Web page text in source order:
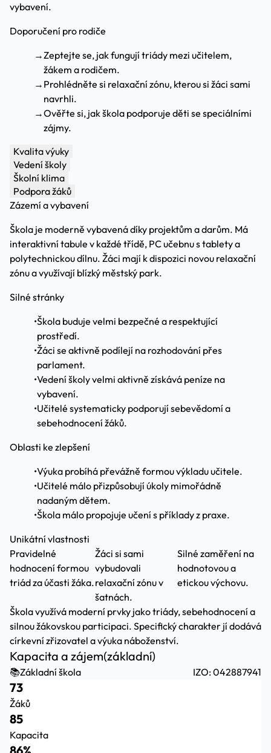
vybavení.
Doporučení pro rodiče
→Zeptejte se, jak fungují triády mezi učitelem,
žákem a rodičem.
→ Prohlédněte si relaxační zónu, kterou si žáci sami
navrhli.
→Ověřte si, jak škola podporuje děti se speciálními
zájmy.
Kvalita výuky
Vedení školy
Školní klima
Podpora žáků
Zázemí a vybavení
Škola je moderně vybavená díky projektům a darům. Má
interaktivní tabule v každé třídě, PC učebnu s tablety a
polytechnickou dílnu. Žáci mají k dispozici novou relaxační
zónu a využívají blízký městský park.
Silné stránky
•Škola buduje velmi bezpečné a respektující
prostředí.
•Žáci se aktivně podílejí na rozhodování přes
parlament.
•Vedení školy velmi aktivně získává peníze na
vybavení.
•Učitelé systematicky podporují sebevědomí a
sebehodnocení žáků.
Oblasti ke zlepšení
•Výuka probíhá převážně formou výkladu učitele.
•Učitelé málo přizpůsobují úkoly mimořádně
nadaným dětem.
•Škola málo propojuje učení s příklady z praxe.
Unikátní vlastnosti
Pravidelné
hodnocení formou
triád za účasti žáka.
Žáci si sami
vybudovali
relaxační zónu v
šatnách.
Silné zaměření na
hodnotovou a
etickou výchovu.
Škola využívá moderní prvky jako triády, sebehodnocení a
silnou žákovskou participaci. Specifický charakter jí dodává
církevní zřizovatel a výuka náboženství.
Kapacita a zájem(základní)
📚Základní škola IZO: 042887941
73
Žáků
85
Kapacita